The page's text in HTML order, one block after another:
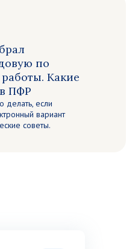
по
Какие
ПФР
делать, если
вариант
советы.